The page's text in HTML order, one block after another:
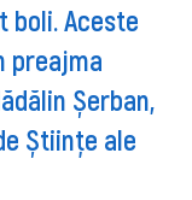
boli. Aceste
preajma
Șerban,
Științe ale